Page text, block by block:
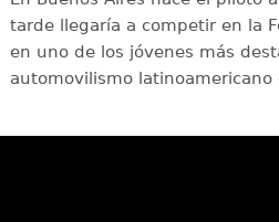
tarde llegaría a competir en la
en uno de los jóvenes más
automovilismo latinoamericano